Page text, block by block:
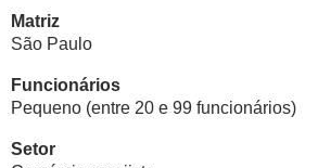
Matriz
São Paulo
Funcionários
Pequeno (entre 20 e 99 funcionários)
Setor